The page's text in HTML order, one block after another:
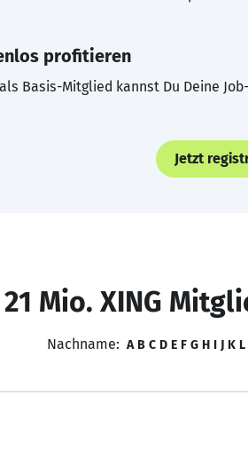
profitieren
Basis-Mitglied kannst Du Deine
Jetzt
21 Mio. XING
Nachname: A B C D E F G H I J K L